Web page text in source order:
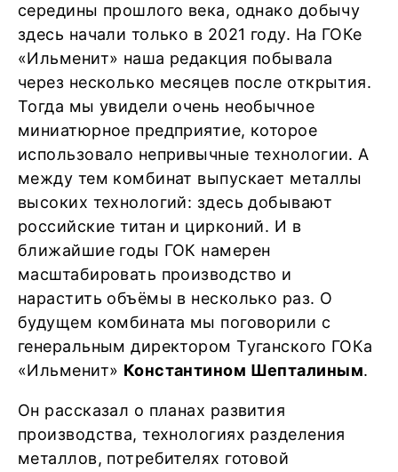
середины прошлого века, однако добычу
здесь начали только в 2021 году. На ГОКе
«Ильменит» наша редакция побывала
через несколько месяцев после открытия.
Тогда мы увидели очень необычное
миниатюрное предприятие, которое
использовало непривычные технологии. А
между тем комбинат выпускает металлы
высоких технологий: здесь добывают
российские титан и цирконий. И в
ближайшие годы ГОК намерен
масштабировать производство и
нарастить объёмы в несколько раз. О
будущем комбината мы поговорили с
генеральным директором Туганского ГОКа
«Ильменит» Константином Шепталиным.
Он рассказал о планах развития
производства, технологиях разделения
металлов, потребителях готовой